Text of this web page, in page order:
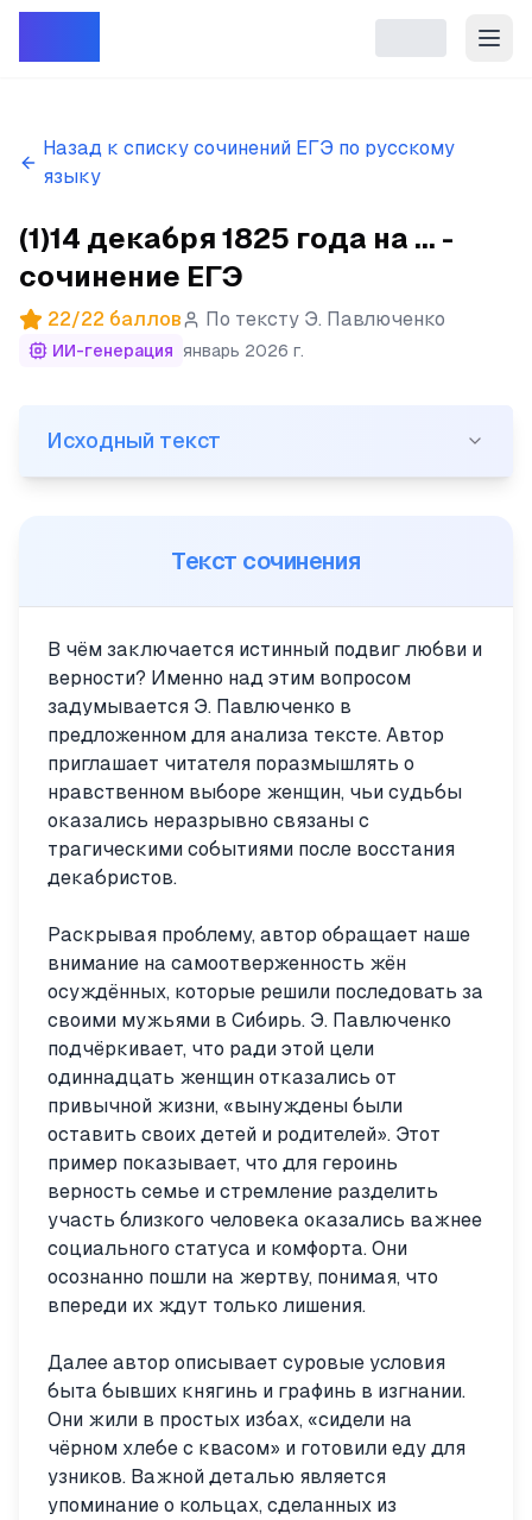
Назад к списку сочинений ЕГЭ по русскому
языку
(1)14 декабря 1825 года на ... -
сочинение ЕГЭ
22/22 баллов По тексту Э. Павлюченко
ИИ-генерация январь 2026 г.
(1)14 декабря 1825 года на Сенатской площади в
Исходный текст
Текст сочинения
В чём заключается истинный подвиг любви и
верности? Именно над этим вопросом
задумывается Э. Павлюченко в
предложенном для анализа тексте. Автор
приглашает читателя поразмышлять о
нравственном выборе женщин, чьи судьбы
оказались неразрывно связаны с
трагическими событиями после восстания
декабристов.
Раскрывая проблему, автор обращает наше
внимание на самоотверженность жён
осуждённых, которые решили последовать за
своими мужьями в Сибирь. Э. Павлюченко
подчёркивает, что ради этой цели
одиннадцать женщин отказались от
привычной жизни, «вынуждены были
оставить своих детей и родителей». Этот
пример показывает, что для героинь
верность семье и стремление разделить
участь близкого человека оказались важнее
социального статуса и комфорта. Они
осознанно пошли на жертву, понимая, что
впереди их ждут только лишения.
Далее автор описывает суровые условия
быта бывших княгинь и графинь в изгнании.
Они жили в простых избах, «сидели на
чёрном хлебе с квасом» и готовили еду для
узников. Важной деталью является
упоминание о кольцах, сделанных из